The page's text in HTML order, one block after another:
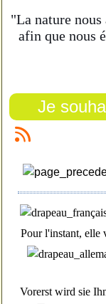
"La nature
afin que nous
Je
Pour l'instant, elle
Vorerst wird sie